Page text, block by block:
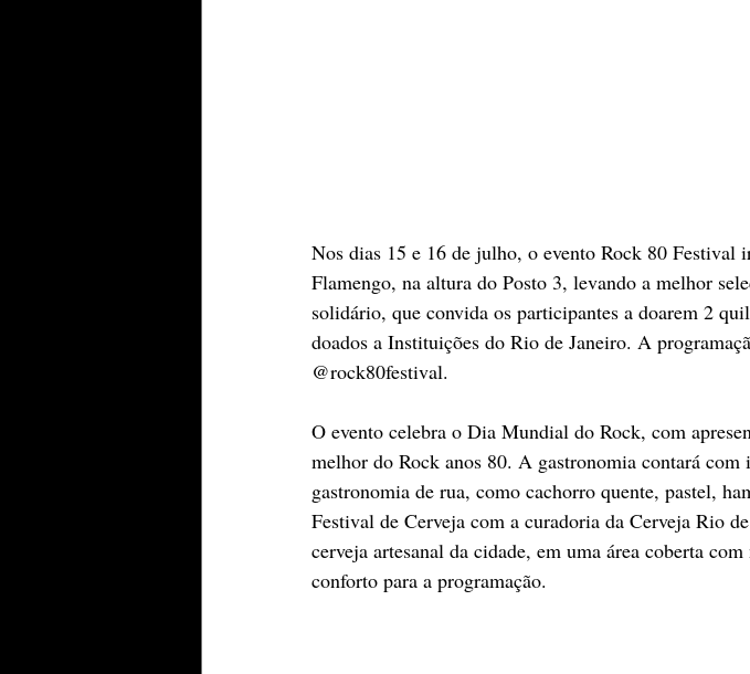
Nos dias 15 e 16 de julho, o evento Rock 80 Festival
Flamengo, na altura do Posto 3, levando a melhor
solidário, que convida os participantes a doarem 2
doados a Instituições do Rio de Janeiro. A
@rock80festival.
O evento celebra o Dia Mundial do Rock, com
melhor do Rock anos 80. A gastronomia contará
gastronomia de rua, como cachorro quente, pastel,
Festival de Cerveja com a curadoria da Cerveja Rio
cerveja artesanal da cidade, em uma área coberta
conforto para a programação.